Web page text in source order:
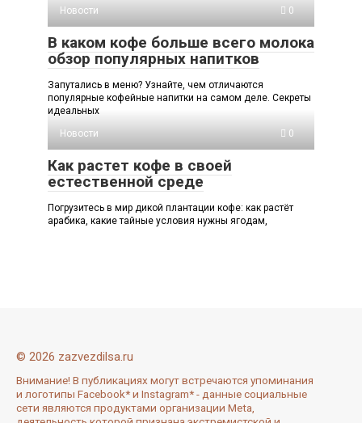
Новости
0
В каком кофе больше всего молока
обзор популярных напитков
Запутались в меню? Узнайте, чем отличаются
популярные кофейные напитки на самом деле. Секреты
идеальных
Новости
0
Как растет кофе в своей
естественной среде
Погрузитесь в мир дикой плантации кофе: как растёт
арабика, какие тайные условия нужны ягодам,
© 2026 zazvezdilsa.ru
Внимание! В публикациях могут встречаются упоминания
и логотипы Facebook* и Instagram* - данные социальные
сети являются продуктами организации Meta,